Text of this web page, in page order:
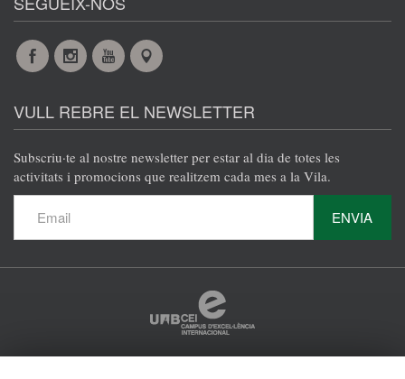
FacebookInstagram
YouTubeMaps
VULL REBRE EL NEWSLETTER
Subscriu·te al nostre newsletter per estar al dia de totes les
activitats i promocions que realitzem cada mes a la Vila.
ENVIA